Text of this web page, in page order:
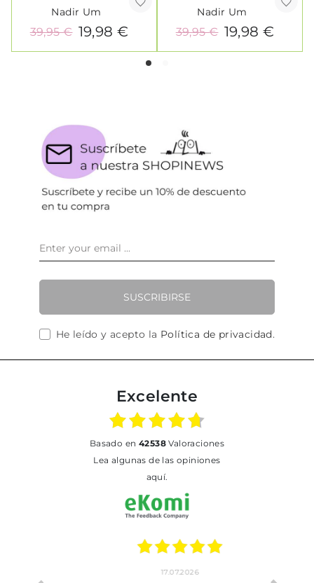
Nadir Um
19,98 €
39,95 €
Nadir Um
19,98 €
39,95 €
SUSCRIBIRSE
He leído y acepto la Política de privacidad.
Excelente
basado en 42538Valoraciones
Lea algunas de las opiniones
aquí.
17.07.2026